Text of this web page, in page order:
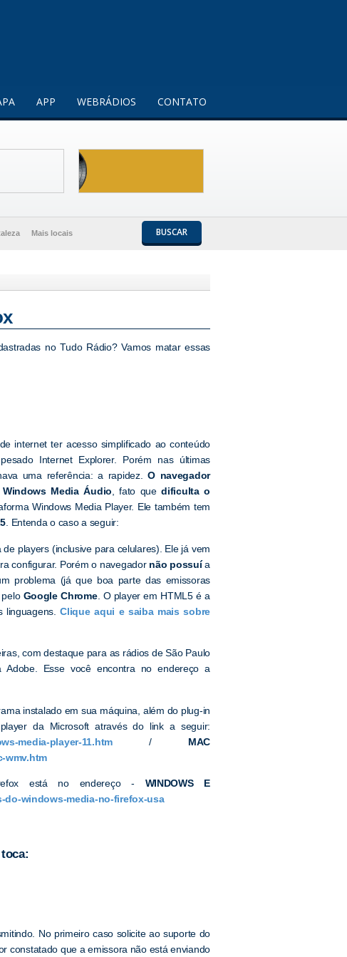
APP WEBRÁDIOS CONTATO
Mais locais BUSCAR
no Tudo Rádio? Vamos matar essas
internet ter acesso simplificado ao conteúdo
Internet Explorer. Porém nas últimas
uma referência: a rapidez. O navegador
Media Áudio, fato quedificulta o
Windows Media Player. Ele também tem
. Entenda o caso a seguir:
players (inclusive para celulares). Ele já vem
configurar. Porém o navegador não possuía
problema (já que boa parte das emissoras
Google Chrome. O player em HTML5 é a
linguagens.Clique aqui e saiba mais sobre
com destaque para as rádios de São Paulo
Esse você encontra no endereço a
instalado em sua máquina, além do plug-in
da Microsoft através do link a seguir:
media-player-11.htm/ MAC
wmv.htm
está no endereço - WINDOWS E
do-windows-media-no-firefox-usa
No primeiro caso solicite ao suporte do
constatado que a emissora não está enviando